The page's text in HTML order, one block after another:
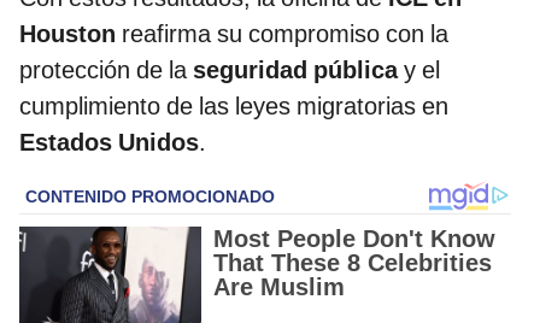
Houston reafirma su compromiso con la
protección de la seguridad públicay el
cumplimiento de las leyes migratorias en
Estados Unidos.